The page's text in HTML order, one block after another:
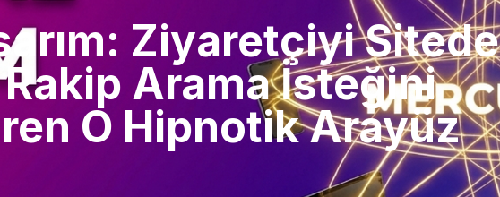
Ziyaretçiyi Sitede
Arama İsteğini
O Hipnotik Arayüz